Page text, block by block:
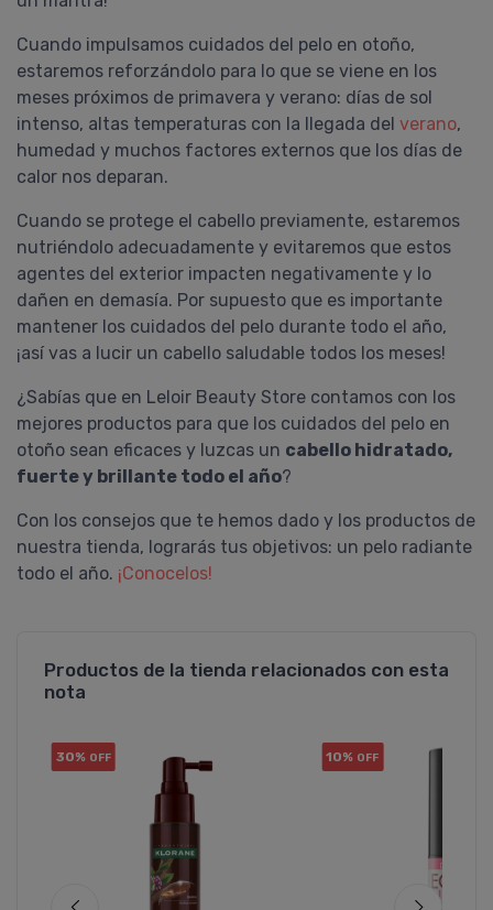
Cuando impulsamos cuidados del pelo en otoño,
estaremos reforzándolo para lo que se viene en los
meses próximos de primavera y verano: días de sol
intenso, altas temperaturas con la llegada del verano,
humedad y muchos factores externos que los días de
calor nos deparan.
Cuando se protege el cabello previamente, estaremos
nutriéndolo adecuadamente y evitaremos que estos
agentes del exterior impacten negativamente y lo
dañen en demasía. Por supuesto que es importante
mantener los cuidados del pelo durante todo el año,
¡así vas a lucir un cabello saludable todos los meses!
¿Sabías que en Leloir Beauty Store contamos con los
mejores productos para que los cuidados del pelo en
otoño sean eficaces y luzcas un cabello hidratado,
fuerte y brillante todo el año?
Con los consejos que te hemos dado y los productos de
nuestra tienda, lograrás tus objetivos: un pelo radiante
todo el año. ¡Conocelos!
Productos de la tienda relacionados con esta
nota
30% OFF 10% OFF